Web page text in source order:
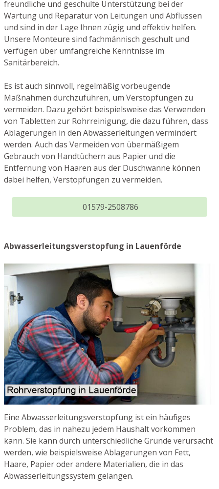
freundliche und geschulte Unterstützung bei der
Wartung und Reparatur von Leitungen und Abflüssen
und sind in der Lage Ihnen zügig und effektiv helfen.
Unsere Monteure sind fachmännisch geschult und
verfügen über umfangreiche Kenntnisse im
Sanitärbereich.
Es ist auch sinnvoll, regelmäßig vorbeugende
Maßnahmen durchzuführen, um Verstopfungen zu
vermeiden. Dazu gehört beispielsweise das Verwenden
von Tabletten zur Rohrreinigung, die dazu führen, dass
Ablagerungen in den Abwasserleitungen vermindert
werden. Auch das Vermeiden von übermäßigem
Gebrauch von Handtüchern aus Papier und die
Entfernung von Haaren aus der Duschwanne können
dabei helfen, Verstopfungen zu vermeiden.
01579-2508786
Abwasserleitungsverstopfung in Lauenförde
Eine Abwasserleitungsverstopfung ist ein häufiges
Problem, das in nahezu jedem Haushalt vorkommen
kann. Sie kann durch unterschiedliche Gründe verursacht
werden, wie beispielsweise Ablagerungen von Fett,
Haare, Papier oder andere Materialien, die in das
Abwasserleitungssystem gelangen.